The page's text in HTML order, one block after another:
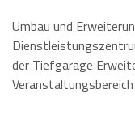
Umbau und
der Tiefgarage